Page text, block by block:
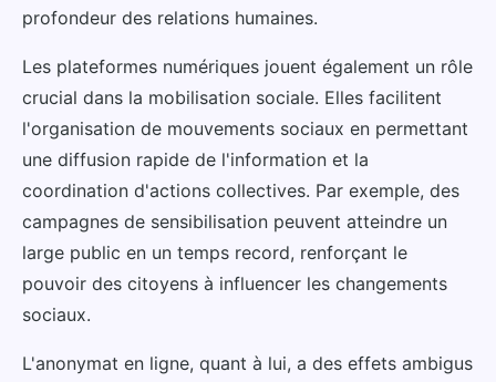
profondeur des relations humaines.
Les plateformes numériques jouent également un rôle
crucial dans la mobilisation sociale. Elles facilitent
l'organisation de mouvements sociaux en permettant
une diffusion rapide de l'information et la
coordination d'actions collectives. Par exemple, des
campagnes de sensibilisation peuvent atteindre un
large public en un temps record, renforçant le
pouvoir des citoyens à influencer les changements
sociaux.
L'anonymat en ligne, quant à lui, a des effets ambigus